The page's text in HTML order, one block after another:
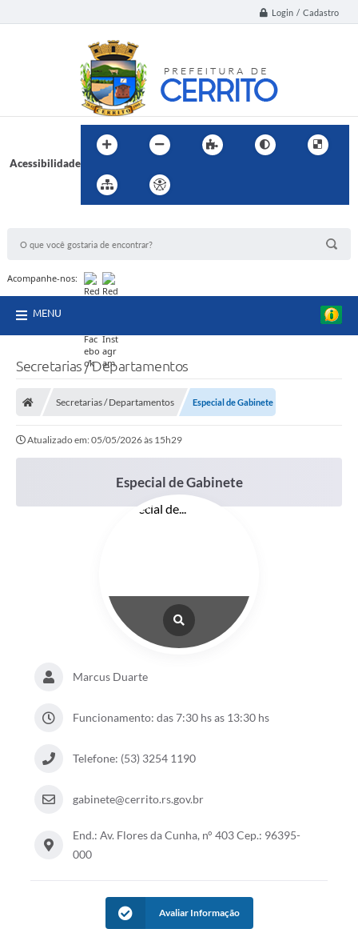
Login / Cadastro
Acessibilidade
Acompanhe-nos:
MENU
Secretarias / Departamentos
Secretarias / Departamentos Especial de Gabinete
Atualizado em: 05/05/2026 às 15h29
Especial de Gabinete
Marcus Duarte
Funcionamento: das 7:30 hs as 13:30 hs
Telefone: (53) 3254 1190
gabinete@cerrito.rs.gov.br
End.: Av. Flores da Cunha, n° 403 Cep.: 96395-
000
Avaliar Informação